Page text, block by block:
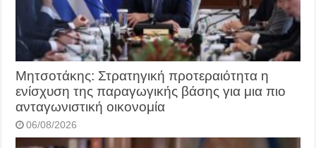
Μητσοτάκης: Στρατηγική προτεραιότητα η
ενίσχυση της παραγωγικής βάσης για μια πιο
ανταγωνιστική οικονομία
06/08/2026